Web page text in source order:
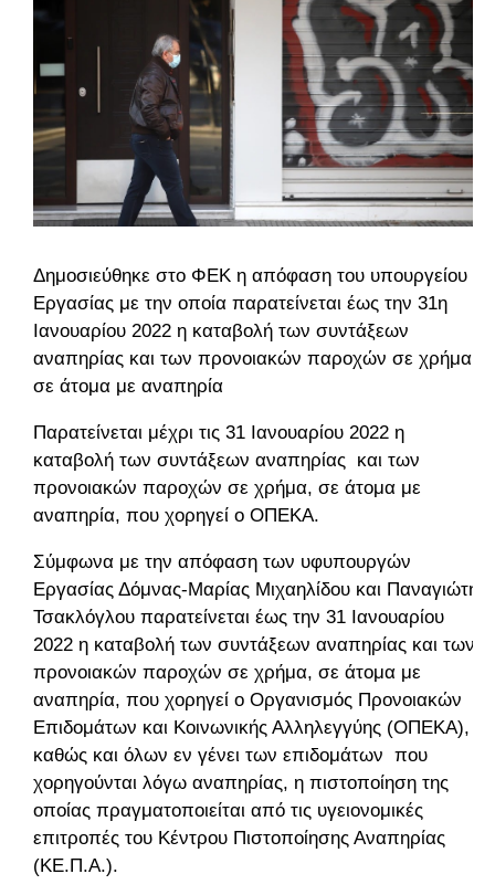
Δημοσιεύθηκε στο ΦΕΚ η απόφαση του υπουργείου
Εργασίας με την οποία παρατείνεται έως την 31η
Ιανουαρίου 2022 η καταβολή των συντάξεων
αναπηρίας και των προνοιακών παροχών σε χρήμα
σε άτομα με αναπηρία
Παρατείνεται μέχρι τις 31 Ιανουαρίου 2022 η
καταβολή των συντάξεων αναπηρίας και των
προνοιακών παροχών σε χρήμα, σε άτομα με
αναπηρία, που χορηγεί ο ΟΠΕΚΑ.
Σύμφωνα με την απόφαση των υφυπουργών
Εργασίας Δόμνας-Μαρίας Μιχαηλίδου και Παναγιώτη
Τσακλόγλου παρατείνεται έως την 31 Ιανουαρίου
2022 η καταβολή των συντάξεων αναπηρίας και των
προνοιακών παροχών σε χρήμα, σε άτομα με
αναπηρία, που χορηγεί ο Οργανισμός Προνοιακών
Επιδομάτων και Κοινωνικής Αλληλεγγύης (ΟΠΕΚΑ),
καθώς και όλων εν γένει των επιδομάτων που
χορηγούνται λόγω αναπηρίας, η πιστοποίηση της
οποίας πραγματοποιείται από τις υγειονομικές
επιτροπές του Κέντρου Πιστοποίησης Αναπηρίας
(ΚΕ.Π.Α.).